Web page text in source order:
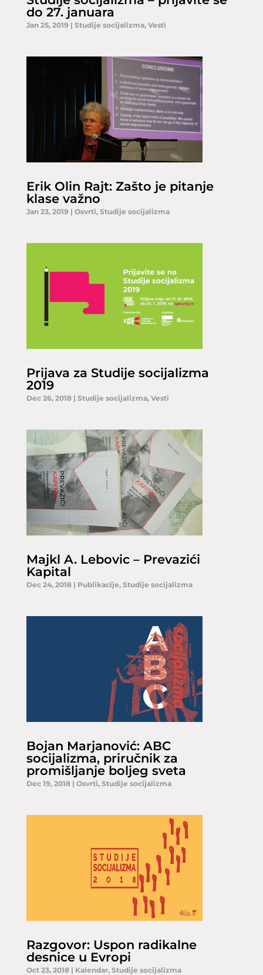
do 27. januara
Jan 25, 2019 | Studije socijalizma, Vesti
Erik Olin Rajt: Zašto je pitanje
klase važno
Jan 23, 2019 | Osvrti, Studije socijalizma
Prijava za Studije socijalizma
2019
Dec 26, 2018| Studije socijalizma, Vesti
Majkl A. Lebovic – Prevazići
Kapital
Dec 24, 2018| Publikacije, Studije socijalizma
Bojan Marjanović: ABC
socijalizma, priručnik za
promišljanje boljeg sveta
Dec 19, 2018| Osvrti, Studije socijalizma
Razgovor: Uspon radikalne
desnice u Evropi
Oct 23, 2018| Kalendar, Studije socijalizma